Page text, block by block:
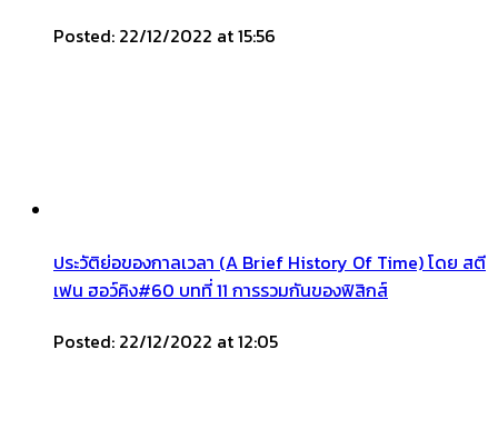
Posted: 22/12/2022 at 15:56
ประวัติย่อของกาลเวลา (A Brief History Of Time) โดย สตี
เฟน ฮอว์คิง#60 บทที่ 11 การรวมกันของฟิสิกส์
Posted: 22/12/2022 at 12:05